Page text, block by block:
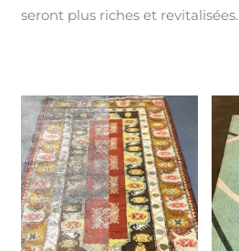
seront plus riches et revitalisées.